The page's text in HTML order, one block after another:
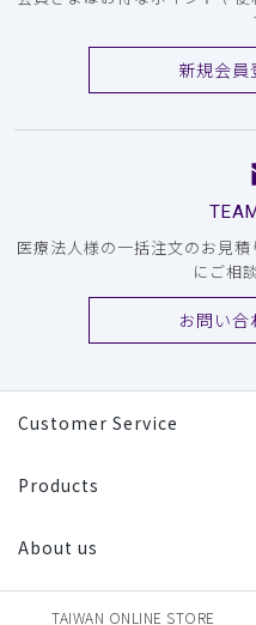
新規会員
医療法人様の一括注文のお見
にご相
お問い合
Customer Service
Products
About us
TAIWAN ONLINE STORE